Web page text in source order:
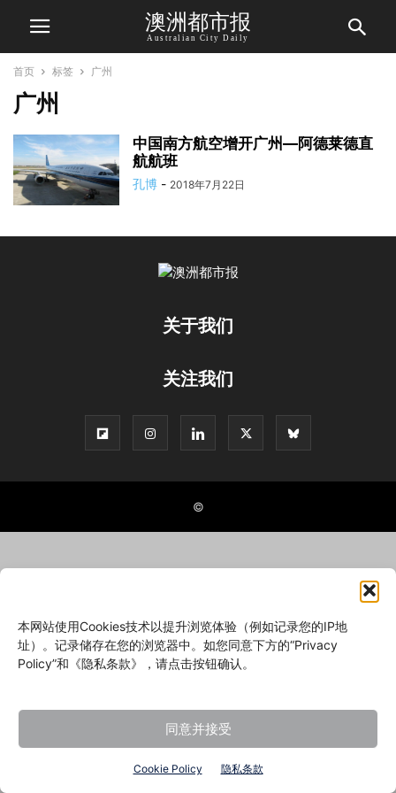
本网站使用Cookies技术以提升浏览体验（例如记录您的IP地
址）。记录储存在您的浏览器中。如您同意下方的“Privacy
Policy”和《隐私条款》，请点击按钮确认。
同意并接受
Cookie Policy 隐私条款
澳洲都市报
Australian City Daily
首页 标签 广州
广州
中国南方航空增开广州—阿德莱德直
航航班
孔博 - 2018年7月22日
关于我们
关注我们
©